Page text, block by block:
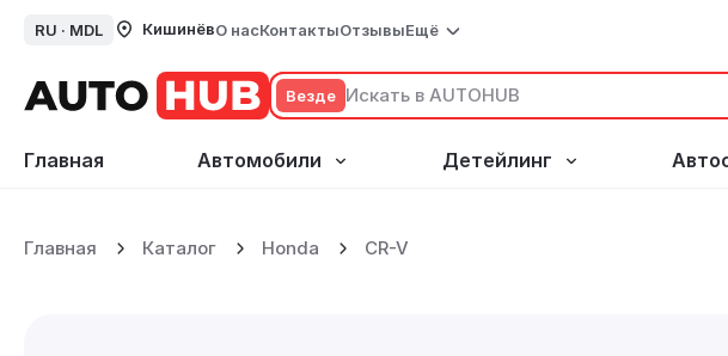
RU · MDL КишинёвО насКонтактыОтзывыЕщё
Везде
Главная Автомобили Детейлинг
CR-V
Honda
Каталог
Главная